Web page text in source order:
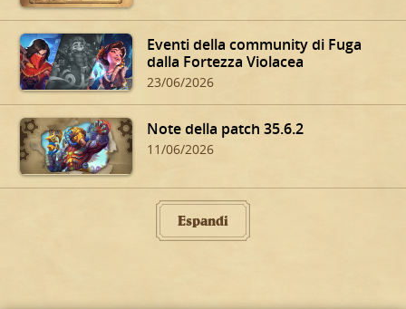
Eventi della community di Fuga
dalla Fortezza Violacea
23/06/2026
Note della patch 35.6.2
11/06/2026
Espandi